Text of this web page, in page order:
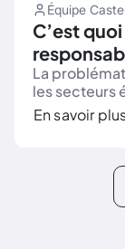
Équipe
C’est
La
les secteurs
numérique,
démarche
En savoir